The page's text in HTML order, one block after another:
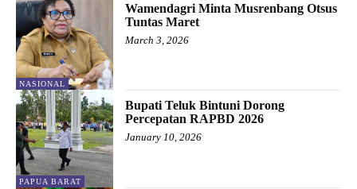
NASIONAL
Wamendagri Minta Musrenbang Otsus
Tuntas Maret
March 3, 2026
PAPUA BARAT
Bupati Teluk Bintuni Dorong
Percepatan RAPBD 2026
January 10, 2026